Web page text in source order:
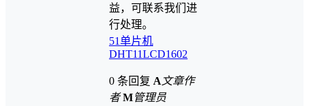
益，可联系我们进
行处理。
51单片机
DHT11LCD1602
0 条回复 A 文章作
者 M管理员